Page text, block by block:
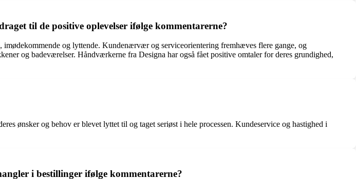
til de positive oplevelser ifølge kommentarerne?
og lyttende. Kundenærvær og serviceorientering fremhæves flere gange, og
og badeværelser. Håndværkerne fra Designa har også fået positive omtaler for deres grundighed,
ønsker og behov er blevet lyttet til og taget seriøst i hele processen. Kundeservice og hastighed i
i bestillinger ifølge kommentarerne?